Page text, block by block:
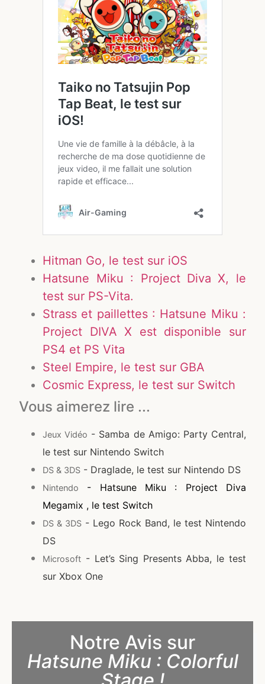
Hitman Go, le test sur iOS
Hatsune Miku : Project Diva X, le
test sur PS-Vita.
Strass et paillettes : Hatsune Miku :
Project DIVA X est disponible sur
PS4 et PS Vita
Steel Empire, le test sur GBA
Cosmic Express, le test sur Switch
Vous aimerez lire ...
Jeux Vidéo - Samba de Amigo: Party Central,
le test sur Nintendo Switch
DS & 3DS - Draglade, le test sur Nintendo DS
Nintendo
- Hatsune Miku : Project Diva
Megamix , le test Switch
DS & 3DS - Lego Rock Band, le test Nintendo
DS
Microsoft - Let’s Sing Presents Abba, le test
sur Xbox One
Notre Avis sur
Hatsune Miku : Colorful